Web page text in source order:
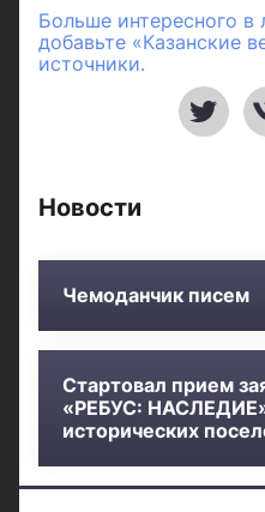
Больше интересного в
добавьте «Казанские
источники.
Новости
Чемоданчик писем
Стартовал прием
«РЕБУС:
исторических